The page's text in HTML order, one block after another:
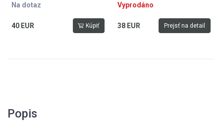
Na dotaz
40 EUR Kúpiť
Vyprodáno
38 EUR Prejsť na detail
Popis